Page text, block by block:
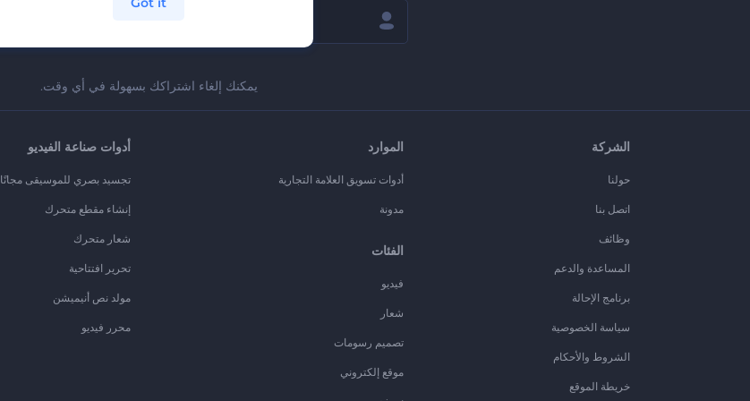
يمكنك إلغاء اشتراكك بسهولة في أي وقت.
الشركة
حولنا
اتصل بنا
وظائف
المساعدة والدعم
برنامج الإحالة
سياسة الخصوصية
الشروط والأحكام
خريطة الموقع
الموارد
أدوات تسويق العلامة التجارية
مدونة
الفئات
فيديو
شعار
تصميم رسومات
موقع إلكتروني
أدوات صناعة الفيديو
تجسيد بصري للموسيقى مجانًا
إنشاء مقطع متحرك
شعار متحرك
تحرير افتتاحية
مولد نص أنيميشن
محرر فيديو